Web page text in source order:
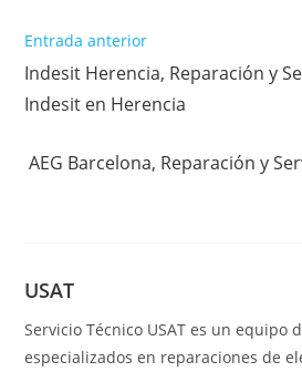
Leer
más
artículos
Entrada anterior
Indesit Herencia, Reparación y
Indesit en Herencia
AEG Barcelona, Reparación y
USAT
Servicio Técnico USAT es un equipo
especializados en reparaciones de